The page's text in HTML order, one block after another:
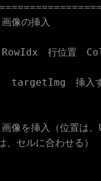
像の挿入
　行位置　
　挿入す
を挿入（位置は、
、セルに合わせる）